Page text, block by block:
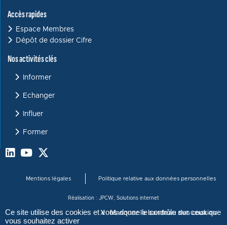
Accès rapides
Espace Membres
Dépôt de dossier Cifre
Menu : Activités clés
Nos activités clés
Informer
Echanger
Influer
Former
Menu bas de page
Mentions légales Politique relative aux données personnelles
Réalisation : JPCW, Solutions internet
Ce site utilise des cookies et vous donne le contrôle sur ceux que
vous souhaitez activer
X Masquer le bandeau des cookies